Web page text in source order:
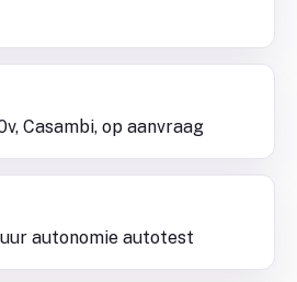
Casambi, op aanvraag
uur autonomie autotest